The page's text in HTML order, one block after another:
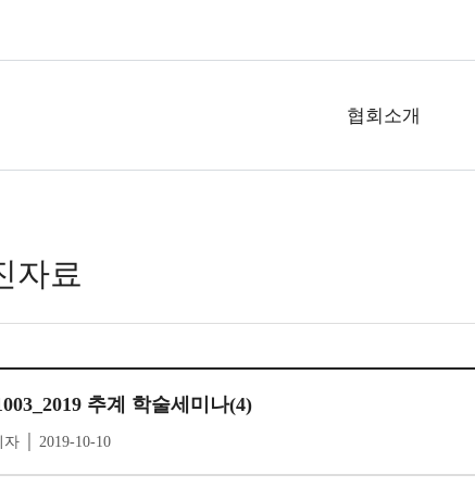
협회소개
자료
추계 학술세미나(4)
자 │ 2019-10-10